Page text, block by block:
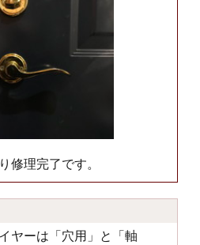
修理完了です。
ヤーは「穴用」と「軸